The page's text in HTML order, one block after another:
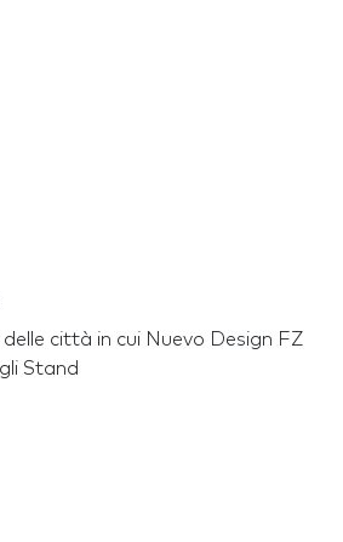
città in cui Nuevo Design FZ
Stand